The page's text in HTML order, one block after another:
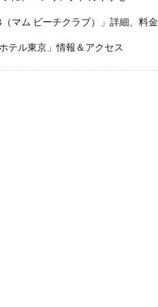
マム ビーチクラブ）」詳細、料金
テル東京」情報＆アクセス